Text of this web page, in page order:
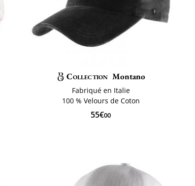
Collection Montano
Fabriqué en Italie
100 % Velours de Coton
55€00